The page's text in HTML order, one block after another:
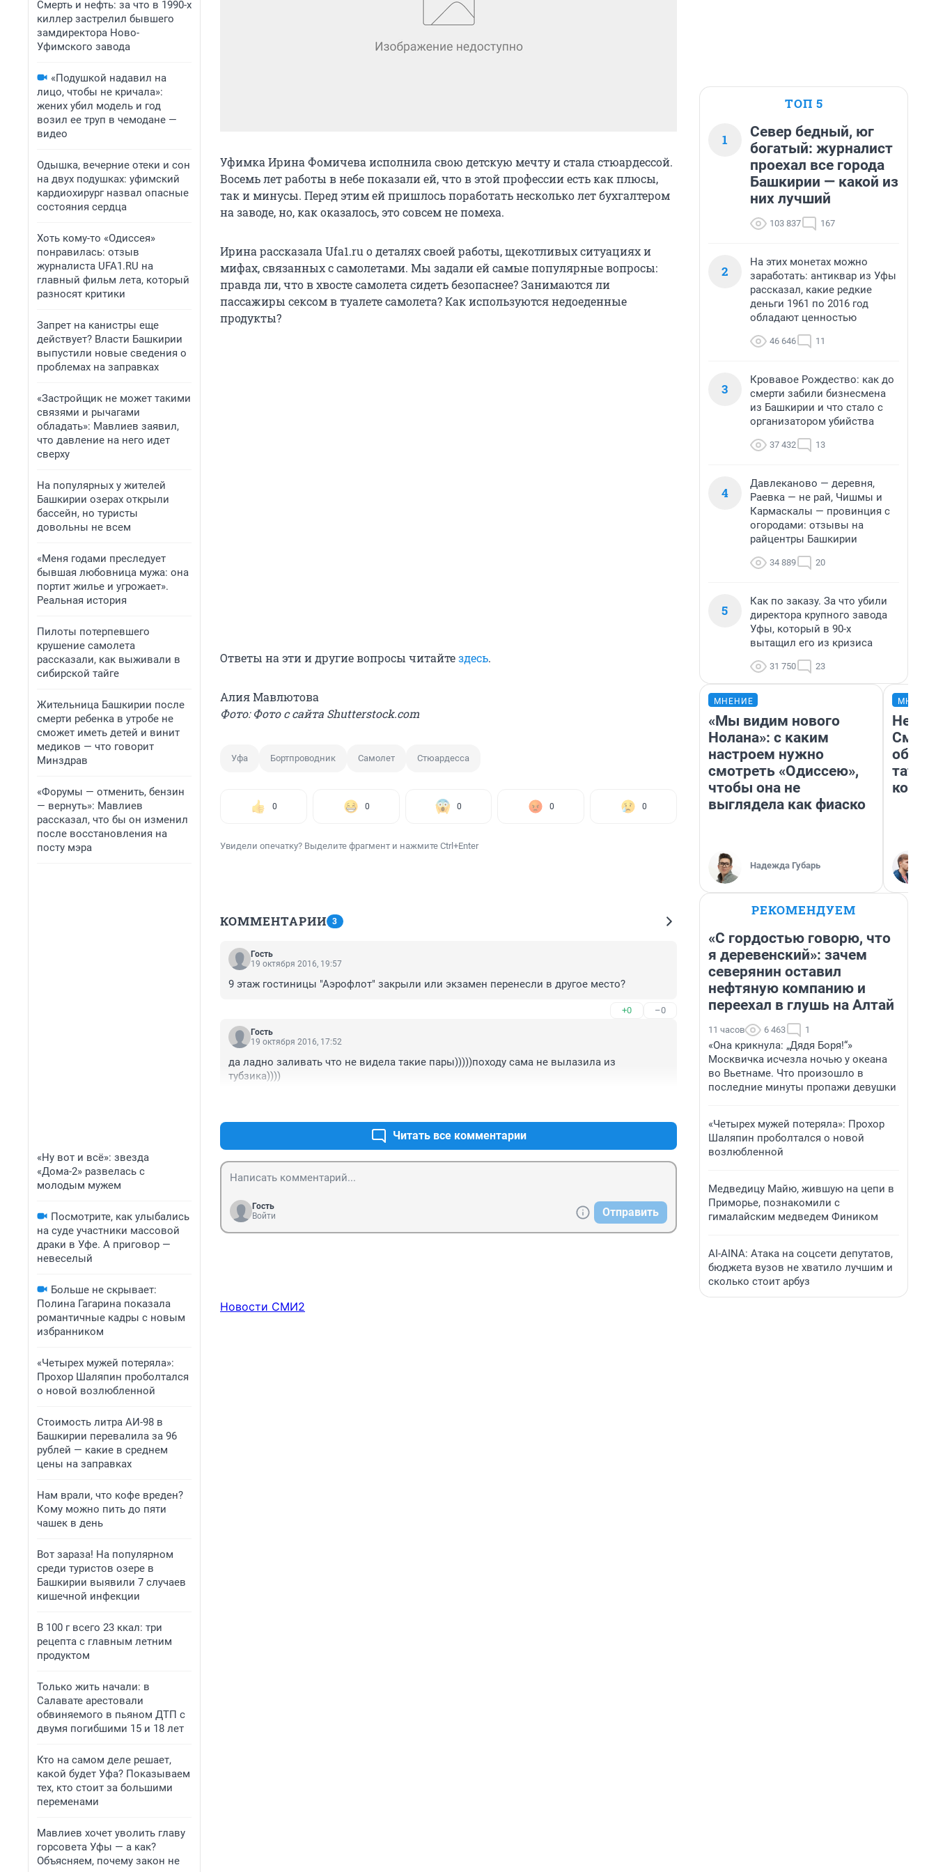
Смерть и нефть: за что в 1990-х
киллер застрелил бывшего
замдиректора Ново-
Уфимского завода
«Подушкой надавил на
лицо, чтобы не кричала»:
жених убил модель и год
возил ее труп в чемодане —
видео
Одышка, вечерние отеки и сон
на двух подушках: уфимский
кардиохирург назвал опасные
состояния сердца
Хоть кому-то «Одиссея»
понравилась: отзыв
журналиста UFA1.RU на
главный фильм лета, который
разносят критики
Запрет на канистры еще
действует? Власти Башкирии
выпустили новые сведения о
проблемах на заправках
«Застройщик не может такими
связями и рычагами
обладать»: Мавлиев заявил,
что давление на него идет
сверху
На популярных у жителей
Башкирии озерах открыли
бассейн, но туристы
довольны не всем
«Меня годами преследует
бывшая любовница мужа: она
портит жилье и угрожает».
Реальная история
Пилоты потерпевшего
крушение самолета
рассказали, как выживали в
сибирской тайге
Жительница Башкирии после
смерти ребенка в утробе не
сможет иметь детей и винит
медиков — что говорит
Минздрав
«Форумы — отменить, бензин
— вернуть»: Мавлиев
рассказал, что бы он изменил
после восстановления на
посту мэра
«Ну вот и всё»: звезда
«Дома-2» развелась с
молодым мужем
Посмотрите, как улыбались
на суде участники массовой
драки в Уфе. А приговор —
невеселый
Больше не скрывает:
Полина Гагарина показала
романтичные кадры с новым
избранником
«Четырех мужей потеряла»:
Прохор Шаляпин проболтался
о новой возлюбленной
Стоимость литра АИ-98 в
Башкирии перевалила за 96
рублей — какие в среднем
цены на заправках
Нам врали, что кофе вреден?
Кому можно пить до пяти
чашек в день
Вот зараза! На популярном
среди туристов озере в
Башкирии выявили 7 случаев
кишечной инфекции
В 100 г всего 23 ккал: три
рецепта с главным летним
продуктом
Только жить начали: в
Салавате арестовали
обвиняемого в пьяном ДТП с
двумя погибшими 15 и 18 лет
Кто на самом деле решает,
какой будет Уфа? Показываем
тех, кто стоит за большими
переменами
Мавлиев хочет уволить главу
горсовета Уфы — а как?
Объясняем, почему закон не
Уфимка Ирина Фомичева исполнила свою детскую мечту и стала стюардессой.
Восемь лет работы в небе показали ей, что в этой профессии есть как плюсы,
так и минусы. Перед этим ей пришлось поработать несколько лет бухгалтером
на заводе, но, как оказалось, это совсем не помеха.
Ирина рассказала Ufa1.ru о деталях своей работы, щекотливых ситуациях и
мифах, связанных с самолетами. Мы задали ей самые популярные вопросы:
правда ли, что в хвосте самолета сидеть безопаснее? Занимаются ли
пассажиры сексом в туалете самолета? Как используются недоеденные
продукты?
Ответы на эти и другие вопросы читайтездесь.
Алия Мавлютова
Фото: Фото с сайта Shutterstock.com
Уфа Бортпроводник Самолет Стюардесса
0 0 0 0 0
Увидели опечатку? Выделите фрагмент и нажмите Ctrl+Enter
КОММЕНТАРИИ 3
Гость
19 октября 2016, 19:57
9 этаж гостиницы "Аэрофлот" закрыли или экзамен перенесли в другое место?
+0 –0
Гость
19 октября 2016, 17:52
да ладно заливать что не видела такие пары)))))походу сама не вылазила из
тубзика))))
Читать все комментарии
Гость
Войти
Отправить
Новости СМИ2
ТОП 5
1
Север бедный, юг
богатый: журналист
проехал все города
Башкирии — какой из
них лучший
103 837 167
2
На этих монетах можно
заработать: антиквар из Уфы
рассказал, какие редкие
деньги 1961 по 2016 год
обладают ценностью
46 646 11
3
Кровавое Рождество: как до
смерти забили бизнесмена
из Башкирии и что стало с
организатором убийства
37 432 13
4
Давлеканово — деревня,
Раевка — не рай, Чишмы и
Кармаскалы — провинция с
огородами: отзывы на
райцентры Башкирии
34 889 20
5
Как по заказу. За что убили
директора крупного завода
Уфы, который в 90-х
вытащил его из кризиса
31 750 23
МНЕНИЕ
«Мы видим нового
Нолана»: с каким
настроем нужно
смотреть «Одиссею»,
чтобы она не
выглядела как фиаско
Надежда Губарь
РЕКОМЕНДУЕМ
«С гордостью говорю, что
я деревенский»: зачем
северянин оставил
нефтяную компанию и
переехал в глушь на Алтай
11 часов 6 463 1
«Она крикнула: „Дядя Боря!“»
Москвичка исчезла ночью у океана
во Вьетнаме. Что произошло в
последние минуты пропажи девушки
«Четырех мужей потеряла»: Прохор
Шаляпин проболтался о новой
возлюбленной
Медведицу Майю, жившую на цепи в
Приморье, познакомили с
гималайским медведем Фиником
AI-AINA: Атака на соцсети депутатов,
бюджета вузов не хватило лучшим и
сколько стоит арбуз